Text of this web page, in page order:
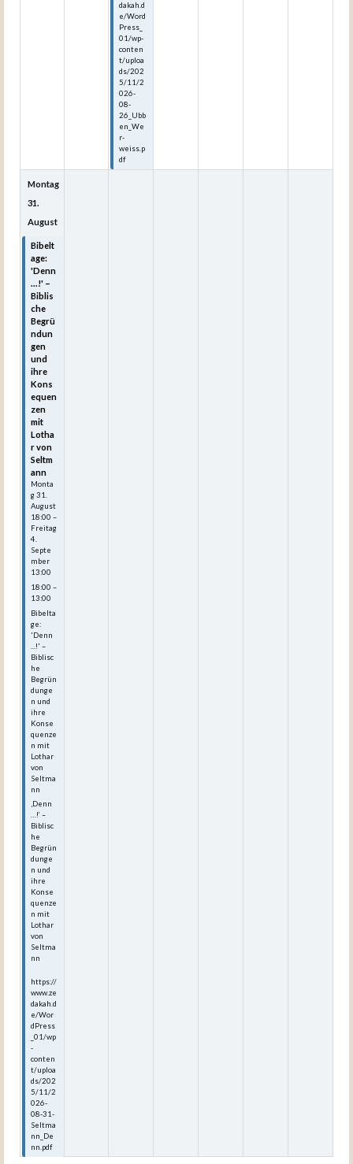
dakah.d
e/Word
Press_
01/wp-
conten
t/uploa
ds/202
5/11/2
026-
08-
26_Ubb
en_We
r-
weiss.p
df
Montag
31.
August
Bibelt
age:
'Denn
...!' –
Biblis
che
Begrü
ndun
gen
und
ihre
Kons
equen
zen
mit
Lotha
r von
Seltm
ann
Monta
g31.
August
18:00 –
Freitag
4.
Septe
mber
13:00
18:00 –
13:00
Bibelta
ge:
'Denn
...!' –
Biblisc
he
Begrün
dunge
n und
ihre
Konse
quenze
n mit
Lothar
von
Seltma
nn
‚Denn
…!‘ –
Biblisc
he
Begrün
dunge
n und
ihre
Konse
quenze
n mit
Lothar
von
Seltma
nn
https://
www.ze
dakah.d
e/Wor
dPress
_01/wp
-
conten
t/uploa
ds/202
5/11/2
026-
08-31-
Seltma
nn_De
nn.pdf